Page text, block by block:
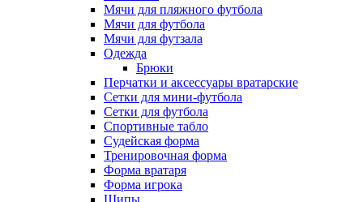
Мячи для пляжного футбола
Мячи для футбола
Мячи для футзала
Одежда
Брюки
Перчатки и аксессуары вратарские
Сетки для мини-футбола
Сетки для футбола
Спортивные табло
Судейская форма
Тренировочная форма
Форма вратаря
Форма игрока
Шипы